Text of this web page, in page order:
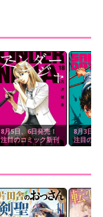
8月5日、6日発売！
注目のコミック新刊
8月3日、
注目のコ